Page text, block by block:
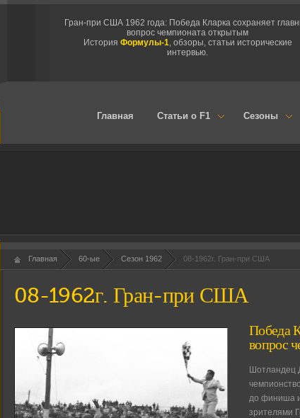
Гран-при США 1962 года: Победа Кларка сохраняет
вопрос чемпионата открытым
История Формулы-1, обзоры, статьи исторические
интервью.
Главная Статьи о F1 Сезоны
Главная 60-ые Сезон 1962 08-1962г. Гран-при США
08-1962г. Гран-при США
Победа
вопрос
Шотландец
до финиша
зрителями